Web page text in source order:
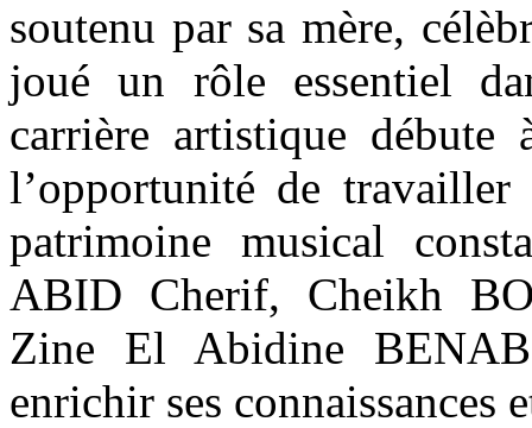
soutenu par sa mère,
joué un rôle essentiel
carrière artistique
l’opportunité de
patrimoine musical
ABID Cherif, Cheikh
Zine El Abidine
enrichir ses connaissances